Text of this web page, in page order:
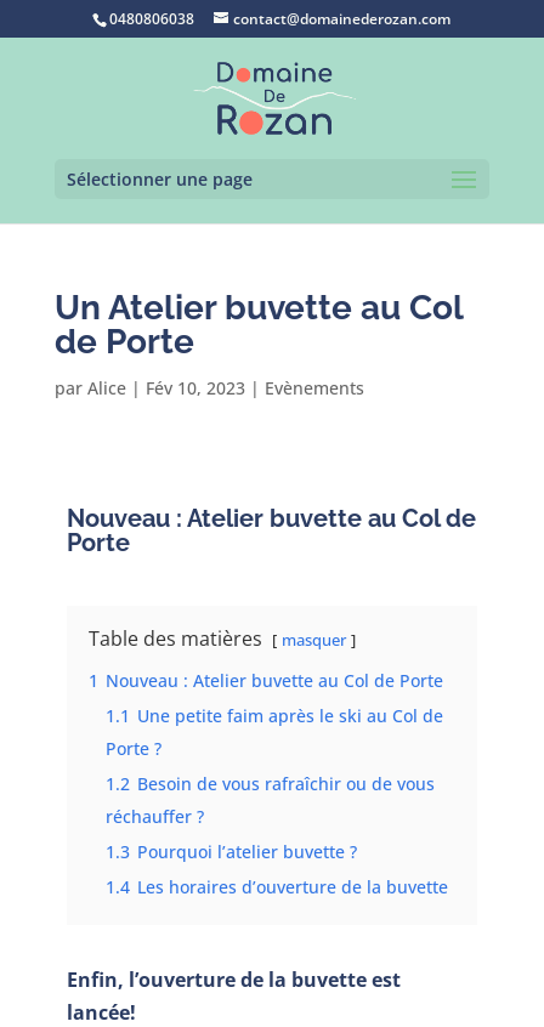
0480806038 contact@domainederozan.com
Sélectionner une page
Un Atelier buvette au Col
de Porte
par Alice| Fév 10, 2023| Evènements
Nouveau : Atelier buvette au Col de
Porte
Table des matières masquer
1 Nouveau : Atelier buvette au Col de Porte
1.1 Une petite faim après le ski au Col de
Porte ?
1.2 Besoin de vous rafraîchir ou de vous
réchauffer ?
1.3 Pourquoi l’atelier buvette ?
1.4 Les horaires d’ouverture de la buvette
Enfin, l’ouverture de la buvette est
lancée!